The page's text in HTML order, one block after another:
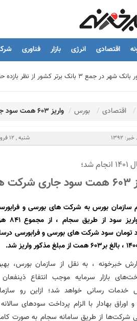
اقتصادی انرژی بازار فناوری
در جمع ۳ بانک برتر کشور از نظر بازده حقوق صاحبان سهام
محصول جدید بانك ملت؛ ابزاری برای كمك به
درمانگاه فوق تخصصی بیمارستان بهارلو با
نایب رئیس اتحادیه املاک: فروش متری مسکن
تشریح برنامه های عملیاتی شعب در سال جاری با
تفاهم نامه عرضه محصول «مستمری مادام العمر
اقتصاد در جمع خبرنگاران در اسلامشهر: در
اقتصادی بورس واریز 603 همت سود جاری شرکت ها از طریق سجام
1392 شنبه , 12 فروردین 1402 - 12:07
شد؛
سازمان بورس به شرکت های بورسی و
برای واریز سود
تومان سود شرکت های بورسی و فرابورسی
خبرخونه ، به نقل از سازمان بورس،
بازار سرمایه موجب انتفاع
خدمات رسانی خواهد شد؛ ازاین رو
اوراق بهادار با الزام پرداخت سودهای